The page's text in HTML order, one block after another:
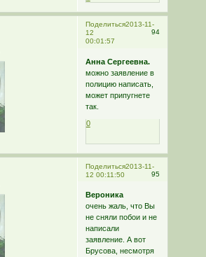
Поделиться
94
2013-11-
12
00:01:57
Анна Сергеевна.
можно заявление в
полицию написать,
может припугнете
так.
0
Поделиться
95
2013-11-
12 00:11:50
Вероника
очень жаль, что Вы
не сняли побои и не
написали
заявление. А вот
Брусова, несмотря